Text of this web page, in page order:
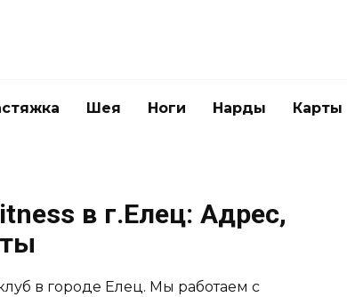
Шея Ноги Нарды Карты
в г.Елец: Адрес,
в городе Елец. Мы работаем с